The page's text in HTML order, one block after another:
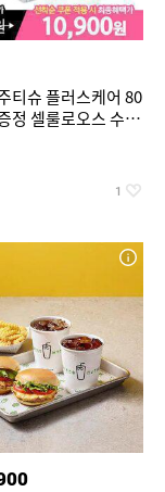
티슈 플러스케어 80
정 셀룰로오스 수세
1